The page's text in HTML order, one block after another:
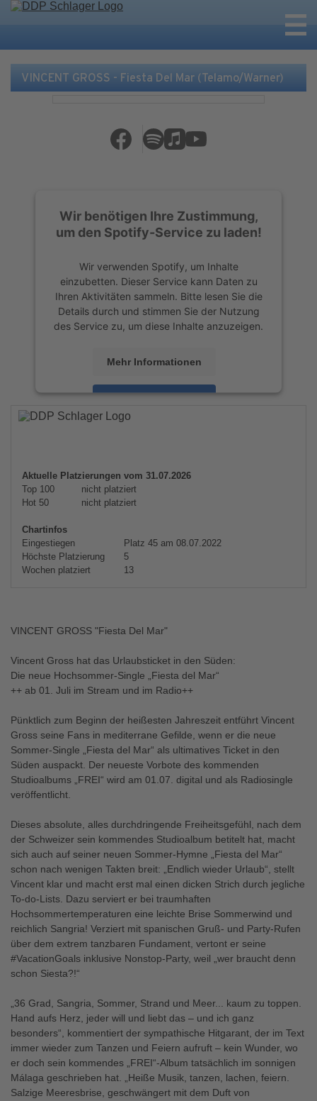
VINCENT GROSS - Fiesta Del Mar (Telamo/Warner)
Wir benötigen Ihre Zustimmung,
um den Spotify-Service zu laden!
Wir verwenden Spotify, um Inhalte
einzubetten. Dieser Service kann Daten zu
Ihren Aktivitäten sammeln. Bitte lesen Sie die
Details durch und stimmen Sie der Nutzung
des Service zu, um diese Inhalte anzuzeigen.
Mehr Informationen
Akzeptieren
powered by
Aktuelle Platzierungen vom 31.07.2026
Top 100
nicht platziert
Hot 50
nicht platziert
Chartinfos
Eingestiegen
Platz 45 am 08.07.2022
Höchste Platzierung
5
Wochen platziert
13
VINCENT GROSS "Fiesta Del Mar"
Vincent Gross hat das Urlaubsticket in den Süden:
Die neue Hochsommer-Single „Fiesta del Mar“
++ ab 01. Juli im Stream und im Radio++
Pünktlich zum Beginn der heißesten Jahreszeit entführt Vincent
Gross seine Fans in mediterrane Gefilde, wenn er die neue
Sommer-Single „Fiesta del Mar“ als ultimatives Ticket in den
Süden auspackt. Der neueste Vorbote des kommenden
Studioalbums „FREI“ wird am 01.07. digital und als Radiosingle
veröffentlicht.
Dieses absolute, alles durchdringende Freiheitsgefühl, nach dem
der Schweizer sein kommendes Studioalbum betitelt hat, macht
sich auch auf seiner neuen Sommer-Hymne „Fiesta del Mar“
schon nach wenigen Takten breit: „Endlich wieder Urlaub“, stellt
Vincent klar und macht erst mal einen dicken Strich durch jegliche
To-do-Lists. Dazu serviert er bei traumhaften
Hochsommertemperaturen eine leichte Brise Sommerwind und
reichlich Sangria! Verziert mit spanischen Gruß- und Party-Rufen
über dem extrem tanzbaren Fundament, vertont er seine
#VacationGoals inklusive Nonstop-Party, weil „wer braucht denn
schon Siesta?!“
„36 Grad, Sangria, Sommer, Strand und Meer... kaum zu toppen.
Hand aufs Herz, jeder will und liebt das – und ich ganz
besonders“, kommentiert der sympathische Hitgarant, der im Text
immer wieder zum Tanzen und Feiern aufruft – kein Wunder, wo
er doch sein kommendes „FREI“-Album tatsächlich im sonnigen
Málaga geschrieben hat. „Heiße Musik, tanzen, lachen, feiern.
Salzige Meeresbrise, geschwängert mit dem Duft von